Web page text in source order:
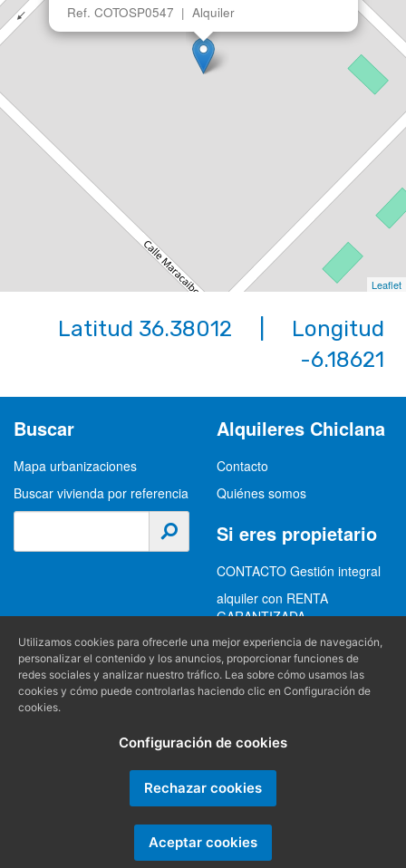
Ref. COTOSP0547 | Alquiler
Leaflet
Latitud 36.38012 | Longitud
-6.18621
Buscar
Mapa urbanizaciones
Buscar vivienda por referencia
Alquileres Chiclana
Contacto
Quiénes somos
Si eres propietario
CONTACTO Gestión integral
alquiler con RENTA
GARANTIZADA
GESTION INTEGRAL
ALQUILER
Información
Política de privacidad
Condiciones generales
(+34) 956 489 403
info@alquilereschiclana.com
Utilizamos cookies para ofrecerle una mejor experiencia de navegación,
personalizar el contenido y los anuncios, proporcionar funciones de
redes sociales y analizar nuestro tráfico. Lea sobre cómo usamos las
cookies y cómo puede controlarlas haciendo clic en Configuración de
cookies.
Configuración de cookies
Rechazar cookies
Aceptar cookies